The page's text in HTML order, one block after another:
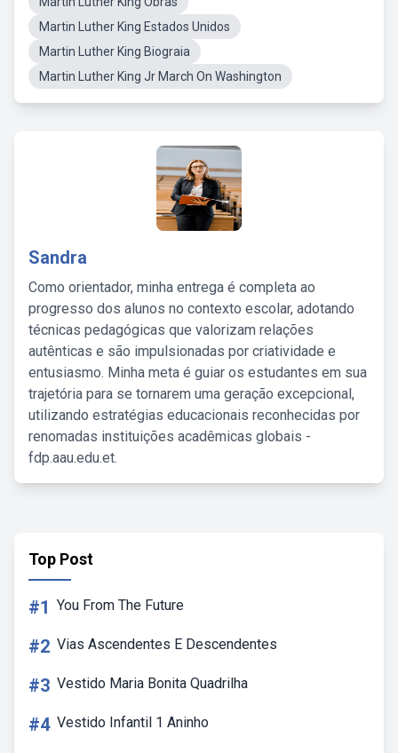
Martin Luther King Estados Unidos
Martin Luther King Biograia
Martin Luther King Jr March On Washington
Sandra
Como orientador, minha entrega é completa ao
progresso dos alunos no contexto escolar, adotando
técnicas pedagógicas que valorizam relações
autênticas e são impulsionadas por criatividade e
entusiasmo. Minha meta é guiar os estudantes em sua
trajetória para se tornarem uma geração excepcional,
utilizando estratégias educacionais reconhecidas por
renomadas instituições acadêmicas globais -
fdp.aau.edu.et.
Top Post
#1 You From The Future
#2 Vias Ascendentes E Descendentes
#3 Vestido Maria Bonita Quadrilha
#4 Vestido Infantil 1 Aninho